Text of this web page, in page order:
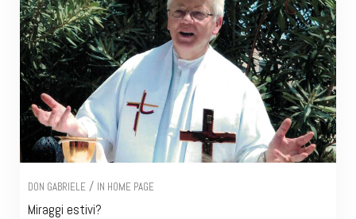
DON GABRIELE / IN HOME PAGE
Miraggi estivi?